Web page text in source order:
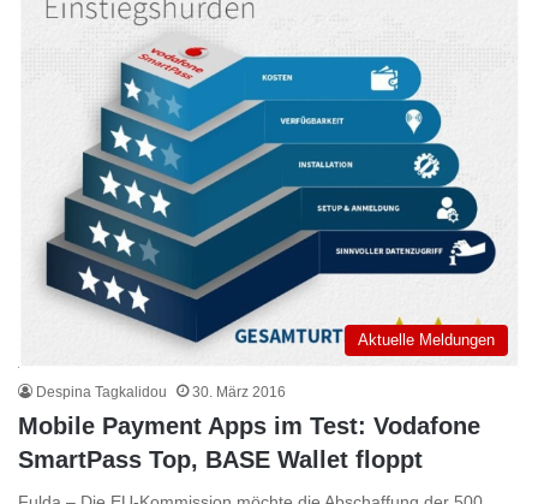
Aktuelle Meldungen
Despina Tagkalidou 30. März 2016
Mobile Payment Apps im Test: Vodafone
SmartPass Top, BASE Wallet floppt